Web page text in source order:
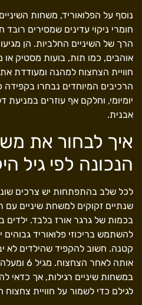
נוסף על הפלואוריד, משחות
חומרי ניקוי עדינים שמסירים רובד
הרך של השיניים החלביות. הן
אוהבים, כמו תות, בועות מסטיק
חוויית הצחצוח למהנה ומעודדת
הרכיבים המיוחדים נבחרו בקפידה
יומיומי, וחלקם אף עוזרים במניעת
אבנית.
איך לבחור את
הנכונה לפי גיל
לכל שלב בהתפתחות יש צרכים
שנתיים זקוקים למשחת שיניים עם
להשתמש בריכוזי פלואוריד
קטנה. חשוב להקפיד שהילדים לא
אותה לאחר
במשחות שיניים רגילות, אך כדאי
לגילם כדי לשמור על חוויית צחצוח